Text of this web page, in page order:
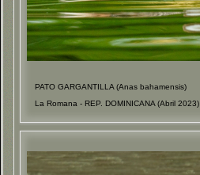
PATO GARGANTILLA (Anas bahamensis)
La Romana - REP. DOMINICANA (Abril 2023)